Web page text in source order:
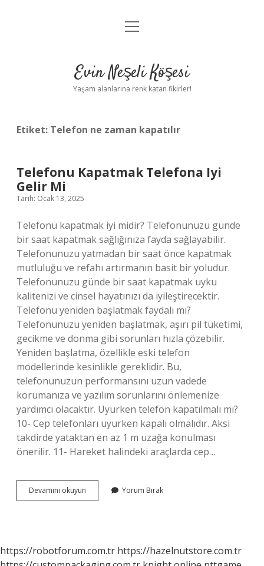
Anasayfa
Yasal Uyarı
menüyü
Evin Neşeli Köşesi
Yaşam alanlarına renk katan fikirler!
Etiket: Telefon ne zaman kapatılır
Telefonu Kapatmak Telefona Iyi
Gelir Mi
Tarih: Ocak 13, 2025
Telefonu kapatmak iyi midir? Telefonunuzu günde
bir saat kapatmak sağlığınıza fayda sağlayabilir.
Telefonunuzu yatmadan bir saat önce kapatmak
mutluluğu ve refahı artırmanın basit bir yoludur.
Telefonunuzu günde bir saat kapatmak uyku
kalitenizi ve cinsel hayatınızı da iyileştirecektir.
Telefonu yeniden başlatmak faydalı mı?
Telefonunuzu yeniden başlatmak, aşırı pil tüketimi,
gecikme ve donma gibi sorunları hızla çözebilir.
Yeniden başlatma, özellikle eski telefon
modellerinde kesinlikle gereklidir. Bu,
telefonunuzun performansını uzun vadede
korumanıza ve yazılım sorunlarını önlemenize
yardımcı olacaktır. Uyurken telefon kapatılmalı mı?
10- Cep telefonları uyurken kapalı olmalıdır. Aksi
takdirde yataktan en az 1 m uzağa konulması
önerilir. 11- Hareket halindeki araçlarda cep…
Devamını okuyun Telefonu
Kapatmak
Yorum Bırak
https://robotforum.com.tr https://hazelnutstore.com.tr